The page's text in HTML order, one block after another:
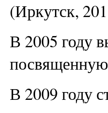
(Иркутск,
В 2005 году
посвященную
В 2009 году